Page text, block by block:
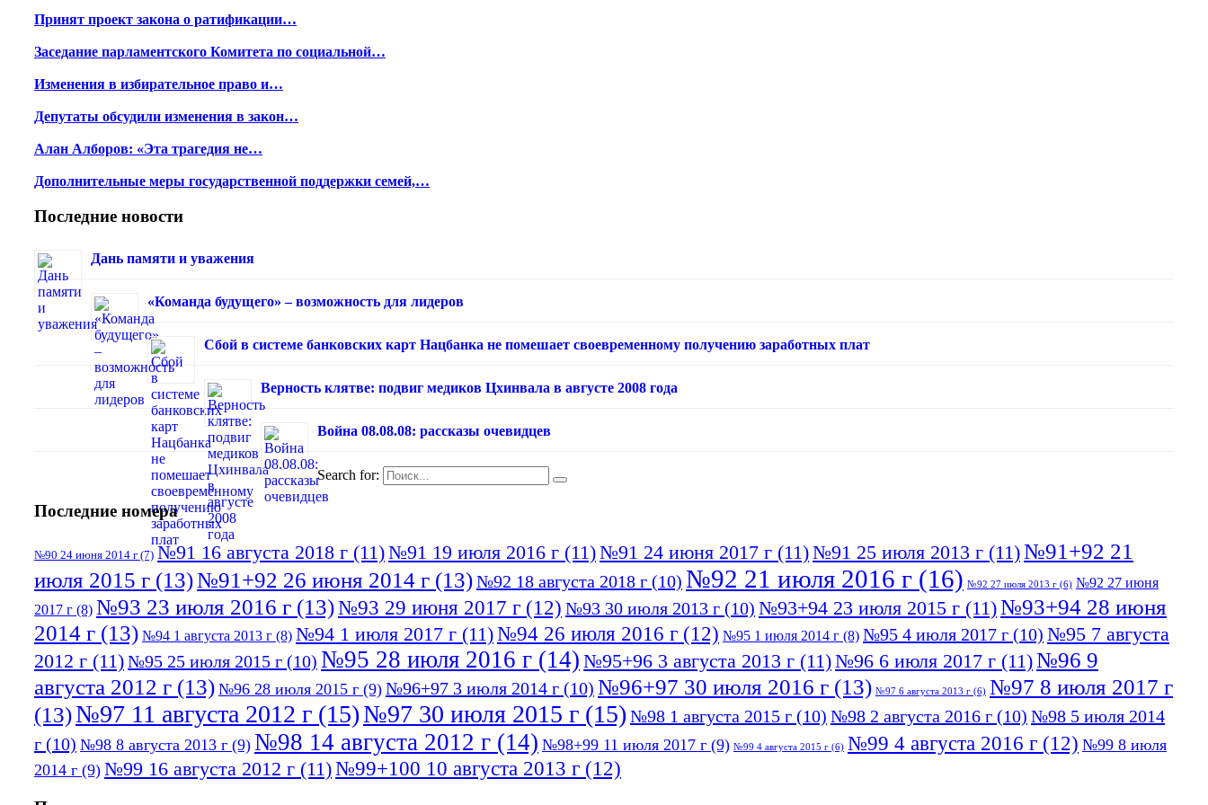
Принят проект закона о ратификации…
Заседание парламентского Комитета по социальной…
Изменения в избирательное право и…
Депутаты обсудили изменения в закон…
Алан Алборов: «Эта трагедия не…
Дополнительные меры государственной поддержки семей,…
Последние новости
Дань памяти и уважения
«Команда будущего» – возможность для лидеров
Сбой в системе банковских карт Нацбанка не помешает своевременному получению заработных плат
Верность клятве: подвиг медиков Цхинвала в августе 2008 года
Война 08.08.08: рассказы очевидцев
Search for:
Последние номера
№90 24 июня 2014 г (7) №91 16 августа 2018 г (11)№91 19 июля 2016 г (11)№91 24 июня 2017 г (11)№91 25 июля 2013 г (11)№91+92 21
июля 2015 г (13)№91+92 26 июня 2014 г (13)№92 18 августа 2018 г (10) №92 21 июля 2016 г (16) №92 27 июля 2013 г (6) №92 27 июня
2017 г (8) №93 23 июля 2016 г (13)№93 29 июня 2017 г (12) №93 30 июля 2013 г (10) №93+94 23 июля 2015 г (11)№93+94 28 июня
2014 г (13) №94 1 августа 2013 г (8) №94 1 июля 2017 г (11)№94 26 июля 2016 г (12) №95 1 июля 2014 г (8) №95 4 июля 2017 г (10) №95 7 августа
2012 г (11)№95 25 июля 2015 г (10) №95 28 июля 2016 г (14) №95+96 3 августа 2013 г (11)№96 6 июля 2017 г (11)№96 9
августа 2012 г (13) №96 28 июля 2015 г (9) №96+97 3 июля 2014 г (10) №96+97 30 июля 2016 г (13) №97 6 августа 2013 г (6) №97 8 июля 2017 г
(13)№97 11 августа 2012 г (15)№97 30 июля 2015 г (15) №98 1 августа 2015 г (10) №98 2 августа 2016 г (10) №98 5 июля 2014
г (10) №98 8 августа 2013 г (9) №98 14 августа 2012 г (14) №98+99 11 июля 2017 г (9) №99 4 августа 2015 г (6) №99 4 августа 2016 г (12) №99 8 июля
2014 г (9) №99 16 августа 2012 г (11)№99+100 10 августа 2013 г (12)